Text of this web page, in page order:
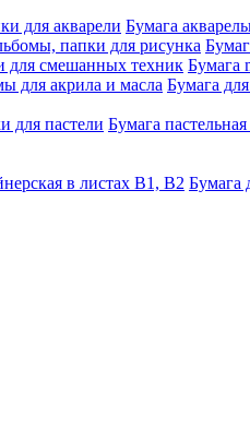
для акварели Бумага
папки для рисунка
для смешанных техник Бумага
для акрила и масла Бумага
для пастели Бумага
в листах В1, В2 Бумага